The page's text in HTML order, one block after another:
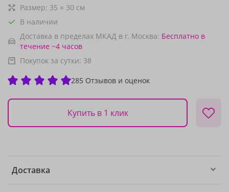
Размер: 35 × 30 см
В наличии
Доставка в пределах МКАД в г. Москва: Бесплатно в
течение ~4 часов
Покупок за сутки: 38
285 Отзывов и оценок
Купить в 1 клик
Доставка